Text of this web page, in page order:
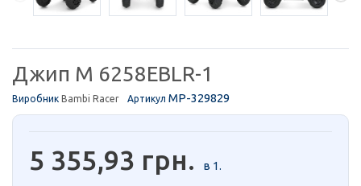
Джип M 6258EBLR-1
Виробник Bambi Racer Артикул MP-329829
5 355,93 грн. в 1.